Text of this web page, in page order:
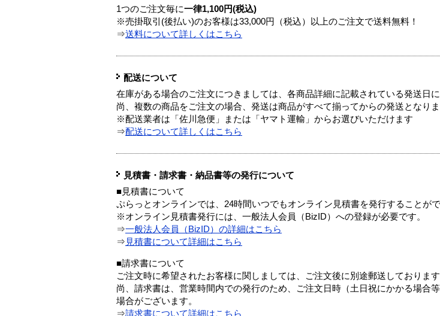
1つのご注文毎に一律1,100円(税込)
※売掛取引(後払い)のお客様は33,000円（税込）以上のご注文で送料無料！
⇒送料について詳しくはこちら
配送について
在庫がある場合のご注文につきましては、各商品詳細に記載されている発送日
尚、複数の商品をご注文の場合、発送は商品がすべて揃ってからの発送となりま
※配送業者は「佐川急便」または「ヤマト運輸」からお選びいただけます
⇒配送について詳しくはこちら
見積書・請求書・納品書等の発行について
■見積書について
ぷらっとオンラインでは、24時間いつでもオンライン見積書を発行することがで
※オンライン見積書発行には、一般法人会員（BizID）への登録が必要です。
⇒一般法人会員（BizID）の詳細はこちら
⇒ 見積書について詳細はこちら
■請求書について
ご注文時に希望されたお客様に関しましては、ご注文後に別途郵送しております
尚、請求書は、営業時間内での発行のため、ご注文日時（土日祝にかかる場合
場合がございます。
⇒請求書について詳細はこちら